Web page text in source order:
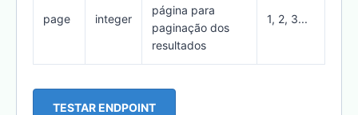
page integer
página para
paginação dos
resultados
1, 2, 3...
TESTAR ENDPOINT